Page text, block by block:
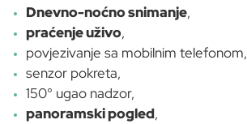
Dnevno-noćno snimanje,
praćenje uživo,
povjezivanje sa mobilnim telefonom,
senzor pokreta,
150° ugao nadzor,
panoramski pogled,